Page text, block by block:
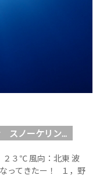
スノーケリン...
２３℃ 風向：北東 波
ってきたー！ １，野